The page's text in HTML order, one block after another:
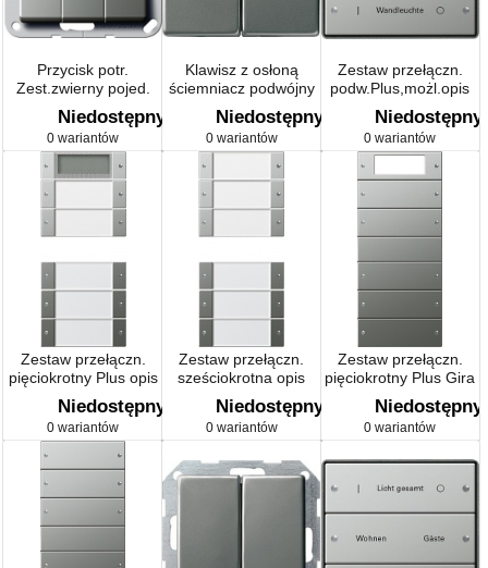
Przycisk potr.
Zest.zwierny pojed.
Gira E22 naturalny
stalowy
Niedostępny
0 wariantów
Klawisz z osłoną
ściemniacz podwójny
Gira E22 naturalny
stalowy
Niedostępny
0 wariantów
Zestaw przełączn.
podw.Plus,możl.opis
Gira E22 naturalny
stalowy
Niedostępny
0 wariantów
Zestaw przełączn.
pięciokrotny Plus opis
Gira E22 przezr./stal
nierd.
Niedostępny
0 wariantów
Zestaw przełączn.
sześciokrotna opis
Gira E22 przezr./stal
nierd.
Niedostępny
0 wariantów
Zestaw przełączn.
pięciokrotny Plus Gira
E22 naturalny stalowy
Niedostępny
0 wariantów